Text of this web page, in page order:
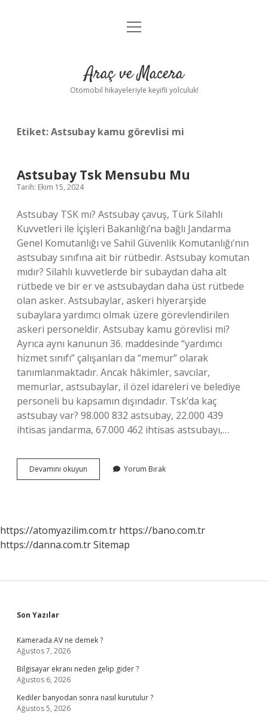
Anasayfa
Yasal Uyarı
menüyü
Araç ve Macera
Otomobil hikayeleriyle keyifli yolculuk!
Etiket:Astsubay kamu görevlisi mi
Astsubay Tsk Mensubu Mu
Tarih: Ekim 15, 2024
Astsubay TSK mı? Astsubay çavuş, Türk Silahlı
Kuvvetleri ile İçişleri Bakanlığı’na bağlı Jandarma
Genel Komutanlığı ve Sahil Güvenlik Komutanlığı’nın
astsubay sınıfına ait bir rütbedir. Astsubay komutan
mıdır? Silahlı kuvvetlerde bir subaydan daha alt
rütbede ve bir er ve astsubaydan daha üst rütbede
olan asker. Astsubaylar, askeri hiyerarşide
subaylara yardımcı olmak üzere görevlendirilen
askeri personeldir. Astsubay kamu görevlisi mi?
Ayrıca aynı kanunun 36. maddesinde “yardımcı
hizmet sınıfı” çalışanları da “memur” olarak
tanımlanmaktadır. Ancak hâkimler, savcılar,
memurlar, astsubaylar, il özel idareleri ve belediye
personeli bu kapsamın dışındadır. Tsk’da kaç
astsubay var? 98.000 832 astsubay, 22.000 439
ihtisas jandarma, 67.000 462 ihtisas astsubayı,…
Devamını okuyun Astsubay
Tsk
Yorum Bırak
https://atomyazilim.com.tr https://bano.com.tr
https://danna.com.trSitemap
Sidebar
Son Yazılar
Kamerada AV ne demek ?
Ağustos 7, 2026
Bilgisayar ekranı neden gelip gider ?
Ağustos 6, 2026
Kediler banyodan sonra nasıl kurutulur ?
Ağustos 5, 2026